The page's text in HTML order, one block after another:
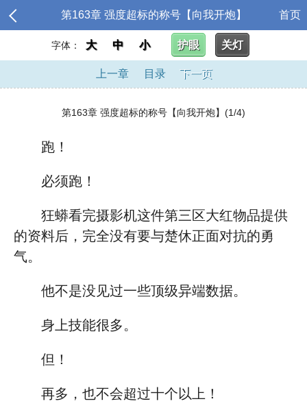
第163章 强度超标的称号【向我开炮】 首页
字体： 大 中 小 护眼 关灯
上一章 目录 下一页
第163章 强度超标的称号【向我开炮】(1/4)
跑！
必须跑！
狂蟒看完摄影机这件第三区大红物品提供
的资料后，完全没有要与楚休正面对抗的勇
气。
他不是没见过一些顶级异端数据。
身上技能很多。
但！
再多，也不会超过十个以上！